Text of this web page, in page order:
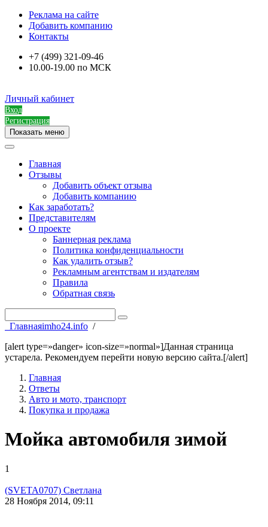
Реклама на сайте
Добавить компанию
Контакты
+7 (499) 321-09-46
10.00-19.00 по МСК
Личный кабинет
Вход
Регистрация
Показать меню
Главная
Отзывы
Добавить объект отзыва
Добавить компанию
Как заработать?
Представителям
О проекте
Баннерная реклама
Политика конфиденциальности
Как удалить отзыв?
Рекламным агентствам и издателям
Правила
Обратная связь
Главнаяimho24.info /
[alert type=»danger» icon-size=»normal»]Данная страница
устарела. Рекомендуем перейти новую версию сайта.[/alert]
Главная
Ответы
Авто и мото, транспорт
Покупка и продажа
Мойка автомобиля зимой
1
(SVETA0707) Светлана
28 Ноября 2014, 09:11